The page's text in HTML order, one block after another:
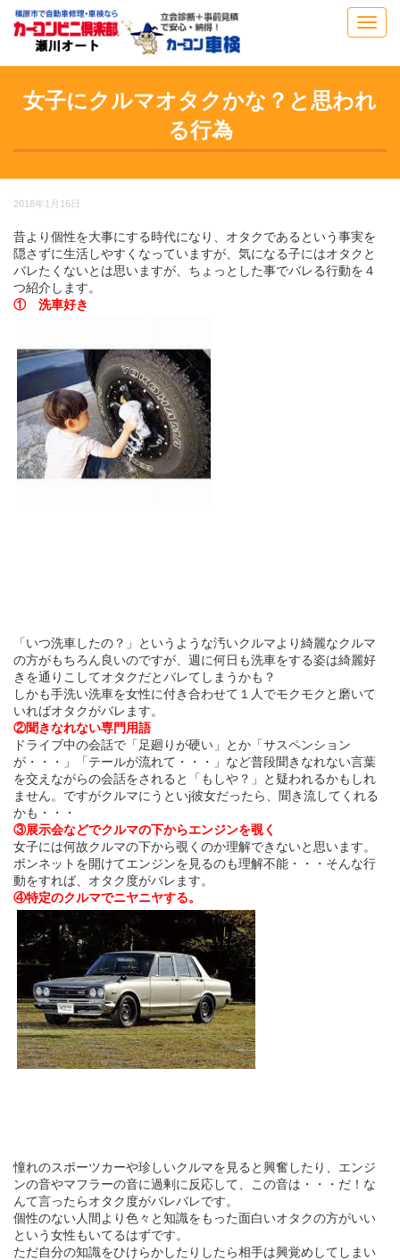
女子にクルマオタクかな？と思われ
る行為
2018年1月16日
昔より個性を大事にする時代になり、オタクであるという事実を
隠さずに生活しやすくなっていますが、気になる子にはオタクと
バレたくないとは思いますが、ちょっとした事でバレる行動を４
つ紹介します。
① 洗車好き
「いつ洗車したの？」というような汚いクルマより綺麗なクルマ
の方がもちろん良いのですが、週に何日も洗車をする姿は綺麗好
きを通りこしてオタクだとバレてしまうかも？
しかも手洗い洗車を女性に付き合わせて１人でモクモクと磨いて
いればオタクがバレます。
②聞きなれない専門用語
ドライブ中の会話で「足廻りが硬い」とか「サスペンション
が・・・」「テールが流れて・・・」など普段聞きなれない言葉
を交えながらの会話をされると「もしや？」と疑われるかもしれ
ません。ですがクルマにうといj彼女だったら、聞き流してくれる
かも・・・
③展示会などでクルマの下からエンジンを覗く
女子には何故クルマの下から覗くのか理解できないと思います。
ボンネットを開けてエンジンを見るのも理解不能・・・そんな行
動をすれば、オタク度がバレます。
④特定のクルマでニヤニヤする。
憧れのスポーツカーや珍しいクルマを見ると興奮したり、エンジ
ンの音やマフラーの音に過剰に反応して、この音は・・・だ！な
んて言ったらオタク度がバレバレです。
個性のない人間より色々と知識をもった面白いオタクの方がいい
という女性もいてるはずです。
ただ自分の知識をひけらかしたりしたら相手は興覚めしてしまい